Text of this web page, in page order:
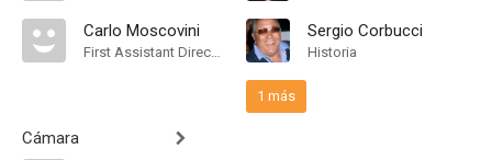
Carlo Moscovini
First Assistant Director
Cámara
Sergio Corbucci
Historia
1 más